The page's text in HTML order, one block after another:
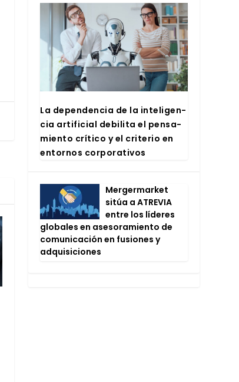
La depen­den­cia de la inte­li­gen­
cia arti­fi­cial debi­li­ta el pen­sa­
mien­to crí­ti­co y el cri­te­rio en
entor­nos cor­po­ra­ti­vos
Mer­ger­mar­ket
sitúa a ATRE­VIA
entre los líde­res
glo­ba­les en ase­so­ra­mien­to de
comu­ni­ca­ción en fusio­nes y
adqui­si­cio­nes